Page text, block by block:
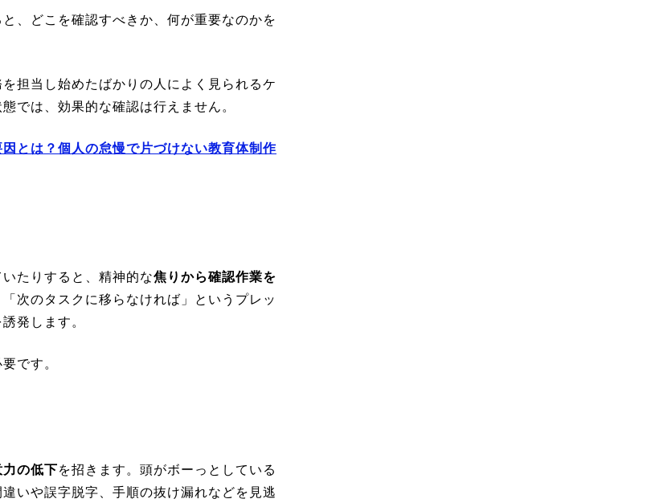
と、どこを確認すべきか、何が重要なのかを
担当し始めたばかりの人によく見られるケ
では、効果的な確認は行えません。
とは？個人の怠慢で片づけない教育体制作
たりすると、精神的な焦りから確認作業を
次のタスクに移らなければ」というプレッ
発します。
です。
の低下を招きます。頭がボーっとしている
いや誤字脱字、手順の抜け漏れなどを見逃